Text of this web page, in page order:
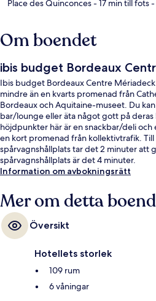
Place des Quinconces- 17 min till fots-
Om boendet
ibis budget Bordeaux
Ibis budget Bordeaux Centre
mindre än en kvarts promenad från
Bordeaux och Aquitaine-museet. Du
bar/lounge eller äta något gott på
höjdpunkter här är en snackbar/deli
en kort promenad från kollektivtrafik. Till
spårvagnshållplats tar det 2 minuter att
spårvagnshållplats är det 4 minuter.
Information om avbokningsrätt
Mer om detta
Översikt
Hotellets storlek
109 rum
6 våningar